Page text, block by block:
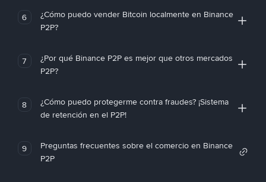
6
¿Cómo puedo vender Bitcoin localmente en Binance
P2P?
7
¿Por qué Binance P2P es mejor que otros mercados
P2P?
8
¿Cómo puedo protegerme contra fraudes? ¡Sistema
de retención en el P2P!
9
Preguntas frecuentes sobre el comercio en Binance
P2P